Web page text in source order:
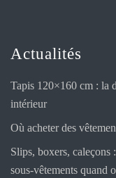
Actualités
Tapis 120×160 cm : la
intérieur
Où acheter des
Slips, boxers, caleçons
sous-vêtements quand